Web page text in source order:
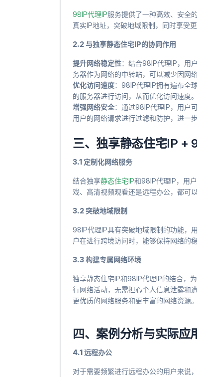
98IP代理IP服务提供了一种高效、安全
真实IP地址，突破地域限制，同时享受
2.2 与独享静态住宅IP的协同作用
提升网络稳定性：结合98IP代理IP，用
务器作为网络的中转站，可以减少因网
优化访问速度：98IP代理IP拥有遍布全
的服务器进行访问，从而优化访问速度。
增强网络安全：通过98IP代理IP，用户
用户的网络请求进行过滤和防护，进一
三、独享静态住宅IP +
3.1 定制化网络服务
结合独享静态住宅IP和98IP代理IP，用
戏、高清视频观看还是远程办公，都可
3.2 突破地域限制
98IP代理IP具有突破地域限制的功能，
户在进行跨境访问时，能够保持网络的
3.3 构建专属网络环境
独享静态住宅IP和98IP代理IP的结合，
行网络活动，无需担心个人信息泄露和
更优质的网络服务和更丰富的网络资源。
四、案例分析与实际应
4.1 远程办公
对于需要频繁进行远程办公的用户来说